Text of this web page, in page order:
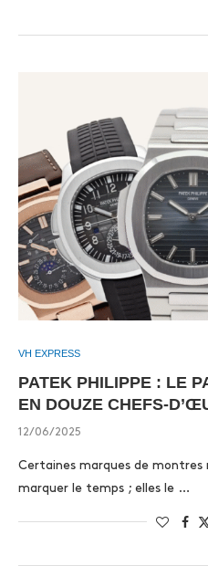
VH EXPRESS
PATEK PHILIPPE : LE
EN DOUZE CHEFS-
12/06/2025
Certaines marques de
marquer le temps ; elles le …